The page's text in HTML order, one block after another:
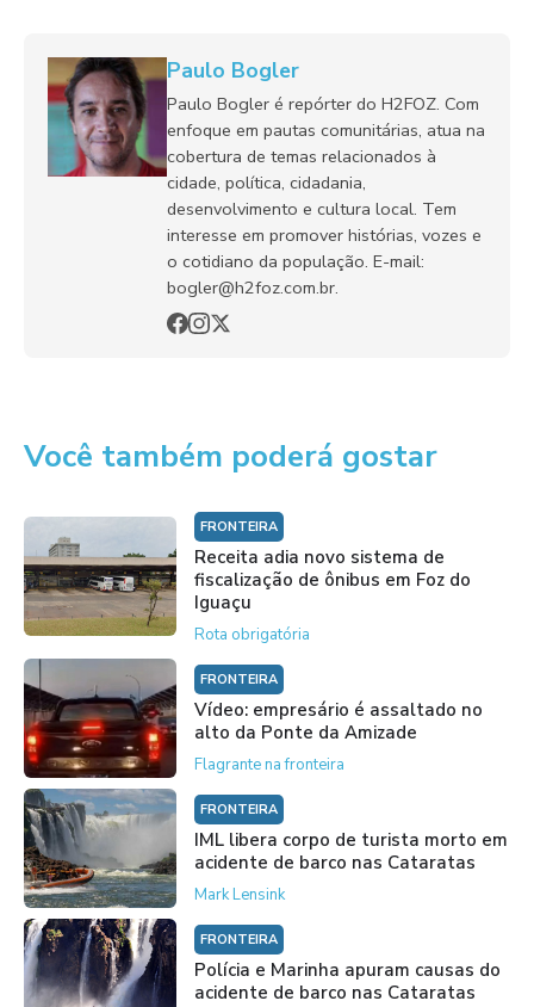
Paulo Bogler
Paulo Bogler é repórter do H2FOZ. Com
enfoque em pautas comunitárias, atua na
cobertura de temas relacionados à
cidade, política, cidadania,
desenvolvimento e cultura local. Tem
interesse em promover histórias, vozes e
o cotidiano da população. E-mail:
bogler@h2foz.com.br.
Você também poderá gostar
FRONTEIRA
Receita adia novo sistema de
fiscalização de ônibus em Foz do
Iguaçu
Rota obrigatória
FRONTEIRA
Vídeo: empresário é assaltado no
alto da Ponte da Amizade
Flagrante na fronteira
FRONTEIRA
IML libera corpo de turista morto em
acidente de barco nas Cataratas
Mark Lensink
FRONTEIRA
Polícia e Marinha apuram causas do
acidente de barco nas Cataratas